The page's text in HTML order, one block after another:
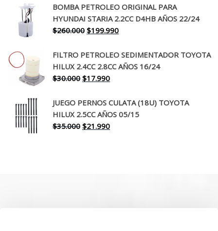
original
era:
$650.000.
actual
es:
$519.990.
BOMBA PETROLEO ORIGINAL PARA
HYUNDAI STARIA 2.2CC D4HB AÑOS 22/24
$260.000 El
original
era:
$260.000.
$199.990El
actual
es:
FILTRO PETROLEO SEDIMENTADOR TOYOTA
HILUX 2.4CC 2.8CC AÑOS 16/24
$30.000 El
original
era:
$30.000.
$17.990El
actual
es:
$17.990.
JUEGO PERNOS CULATA (18U) TOYOTA
HILUX 2.5CC AÑOS 05/15
$35.000 El
$21.990El